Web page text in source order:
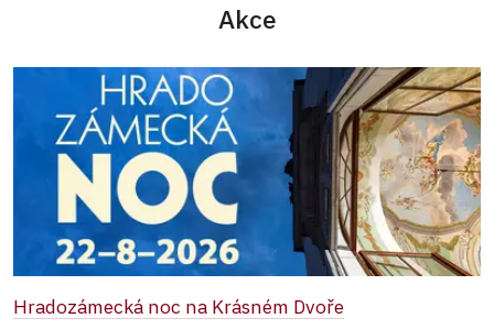
Akce
Hradozámecká noc na Krásném Dvoře